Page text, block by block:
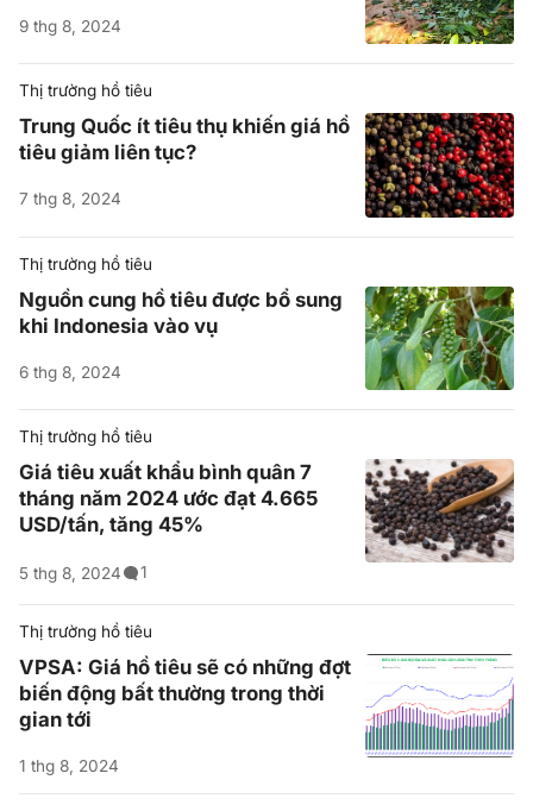
9 thg 8, 2024
Thị trường hồ tiêu
Trung Quốc ít tiêu thụ khiến giá hồ
tiêu giảm liên tục?
7 thg 8, 2024
Thị trường hồ tiêu
Nguồn cung hồ tiêu được bổ sung
khi Indonesia vào vụ
6 thg 8, 2024
Thị trường hồ tiêu
Giá tiêu xuất khẩu bình quân 7
tháng năm 2024 ước đạt 4.665
USD/tấn, tăng 45%
5 thg 8, 2024 1
Thị trường hồ tiêu
VPSA: Giá hồ tiêu sẽ có những đợt
biến động bất thường trong thời
gian tới
1 thg 8, 2024